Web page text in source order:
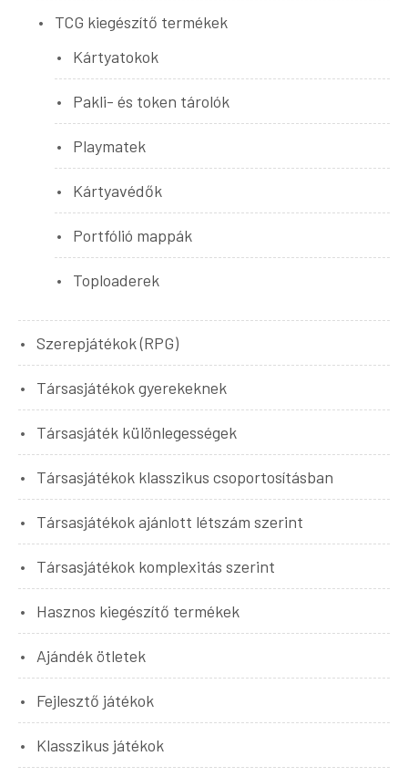
TCG kiegészítő termékek
Kártyatokok
Pakli- és token tárolók
Playmatek
Kártyavédők
Portfólió mappák
Toploaderek
Szerepjátékok (RPG)
Társasjátékok gyerekeknek
Társasjáték különlegességek
Társasjátékok klasszikus csoportosításban
Társasjátékok ajánlott létszám szerint
Társasjátékok komplexitás szerint
Hasznos kiegészítő termékek
Ajándék ötletek
Fejlesztő játékok
Klasszikus játékok